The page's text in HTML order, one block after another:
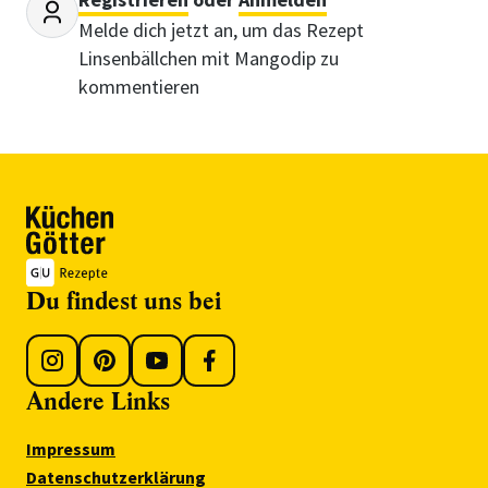
Melde dich jetzt an, um das Rezept
Linsenbällchen mit Mangodip zu
kommentieren
Du findest uns bei
Andere Links
Impressum
Datenschutzerklärung